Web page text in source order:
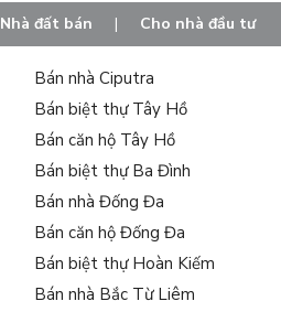
Nhà đất bán | Cho nhà đầu tư
Bán nhà Ciputra
Bán biệt thự Tây Hồ
Bán căn hộ Tây Hồ
Bán biệt thự Ba Đình
Bán nhà Đống Đa
Bán căn hộ Đống Đa
Bán biệt thự Hoàn Kiếm
Bán nhà Bắc Từ Liêm